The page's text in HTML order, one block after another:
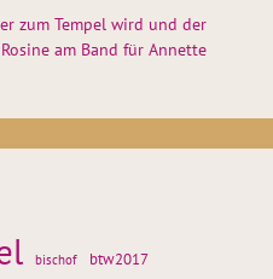
zum Tempel wird und der
am Band für Annette
bischof btw2017